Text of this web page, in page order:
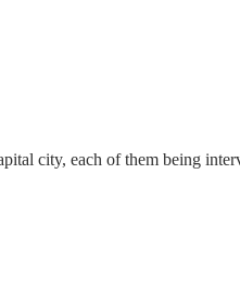
city, each of them being